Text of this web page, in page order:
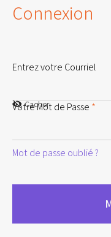
Connexion
Entrez votre Courriel
Votre Mot de Passe *
Cacher
Mot de passe oublié ?